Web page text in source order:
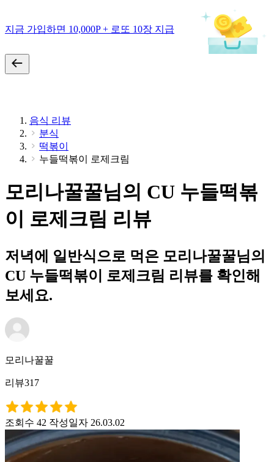
지금 가입하면 10,000P + 로또 10장 지급
음식 리뷰
분식
떡볶이
누들떡볶이 로제크림
모리나꿀꿀님의 CU 누들떡볶
이 로제크림 리뷰
저녁에 일반식으로 먹은 모리나꿀꿀님의
CU 누들떡볶이 로제크림 리뷰를 확인해
보세요.
모리나꿀꿀
리뷰317
조회수 42 작성일자 26.03.02